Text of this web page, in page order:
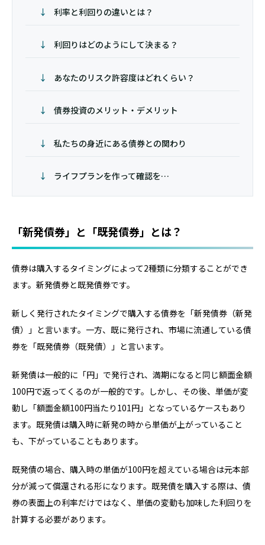
利率と利回りの違いとは？
利回りはどのようにして決まる？
あなたのリスク許容度はどれくらい？
債券投資のメリット・デメリット
私たちの身近にある債券との関わり
ライフプランを作って確認を…
「新発債券」と「既発債券」とは？
債券は購入するタイミングによって2種類に分類することができ
ます。新発債券と既発債券です。
新しく発行されたタイミングで購入する債券を「新発債券（新発
債）」と言います。一方、既に発行され、市場に流通している債
券を「既発債券（既発債）」と言います。
新発債は一般的に「円」で発行され、満期になると同じ額面金額
100円で返ってくるのが一般的です。しかし、その後、単価が変
動し「額面金額100円当たり101円」となっているケースもあり
ます。既発債は購入時に新発の時から単価が上がっていること
も、下がっていることもあります。
既発債の場合、購入時の単価が100円を超えている場合は元本部
分が減って償還される形になります。既発債を購入する際は、債
券の表面上の利率だけではなく、単価の変動も加味した利回りを
計算する必要があります。